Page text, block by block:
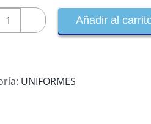
CAMISETA
cantidad
Añadir al
UNIFORMES